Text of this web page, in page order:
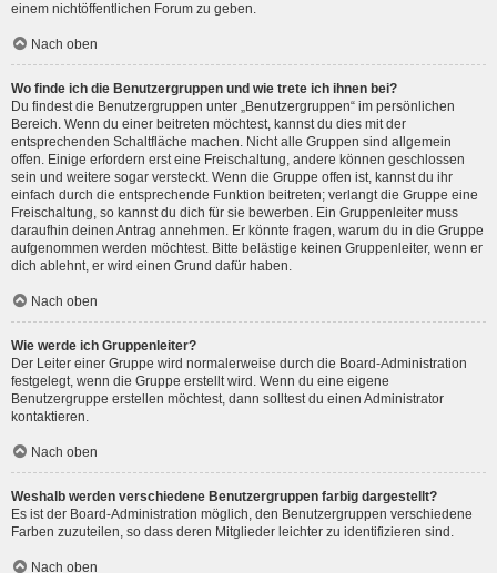
einem nichtöffentlichen Forum zu geben.
Nach oben
Wo finde ich die Benutzergruppen und wie trete ich ihnen bei?
Du findest die Benutzergruppen unter „Benutzergruppen“ im persönlichen
Bereich. Wenn du einer beitreten möchtest, kannst du dies mit der
entsprechenden Schaltfläche machen. Nicht alle Gruppen sind allgemein
offen. Einige erfordern erst eine Freischaltung, andere können geschlossen
sein und weitere sogar versteckt. Wenn die Gruppe offen ist, kannst du ihr
einfach durch die entsprechende Funktion beitreten; verlangt die Gruppe eine
Freischaltung, so kannst du dich für sie bewerben. Ein Gruppenleiter muss
daraufhin deinen Antrag annehmen. Er könnte fragen, warum du in die Gruppe
aufgenommen werden möchtest. Bitte belästige keinen Gruppenleiter, wenn er
dich ablehnt, er wird einen Grund dafür haben.
Nach oben
Wie werde ich Gruppenleiter?
Der Leiter einer Gruppe wird normalerweise durch die Board-Administration
festgelegt, wenn die Gruppe erstellt wird. Wenn du eine eigene
Benutzergruppe erstellen möchtest, dann solltest du einen Administrator
kontaktieren.
Nach oben
Weshalb werden verschiedene Benutzergruppen farbig dargestellt?
Es ist der Board-Administration möglich, den Benutzergruppen verschiedene
Farben zuzuteilen, so dass deren Mitglieder leichter zu identifizieren sind.
Nach oben